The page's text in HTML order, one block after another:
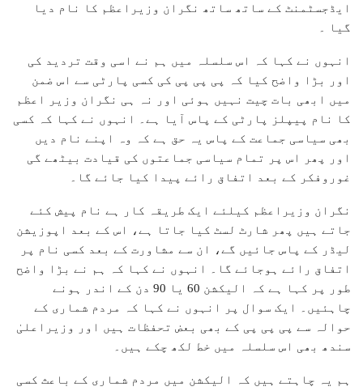
ایڈجسٹمنٹ کے ساتھ ساتھ نگران وزیراعظم کا نام دیا
گیا ۔
انہوں نے کہا کہ اس سلسلہ میں ہم نے اسی وقت تردید کی
اور بڑا واضح کیا کہ پی پی پی کی کسی پارٹی سے اس ضمن
میں ابھی بات چیت نہیں ہوئی اور نہ ہی نگران وزیر اعظم
کا نام پیپلز پارٹی کے پاس آیا ہے۔ انہوں نے کہا کہ کسی
بھی سیاسی جماعت کے پاس یہ حق ہے کہ وہ اپنے نام دیں
اور پھر اس پر تمام سیاسی جماعتوں کی قیادت بیٹھے گی
غوروفکر کے بعد اتفاق رائے پیدا کیا جائے گا۔
نگران وزیراعظم کیلئے ایک طریقہ کار ہے نام پیش کئے
جاتے ہیں پھر شارٹ لسٹ کیا جاتا ہے، اس کے بعد اپوزیشن
لیڈر کے پاس جائیں گے، ان سے مشاورت کے بعد کسی نام پر
اتفاق رائے ہوجائے گا۔ انہوں نے کہا کہ ہم نے بڑا واضح
طور پر کہا ہے کہ الیکشن 60 یا 90 دن کے اندر ہونے
چاہئیں۔ ایک سوال پر انہوں نے کہا کہ مردم شماری کے
حوالہ سے پی پی پی کے بھی بعض تحفظات ہیں اور وزیراعلیٰ
سندھ بھی اس سلسلہ میں خط لکھ چکے ہیں۔
ہم یہ چاہتے ہیں کہ الیکشن میں مردم شماری کے باعث کسی